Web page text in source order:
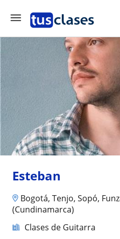
Esteban
Bogotá, Tenjo, Sopó,
(Cundinamarca)
Clases de Guitarra